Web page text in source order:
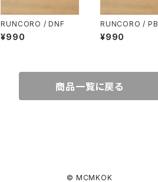
RUNCORO / DNF
¥990
RUNCORO / PB
¥990
商品一覧に戻る
© MCMKOK